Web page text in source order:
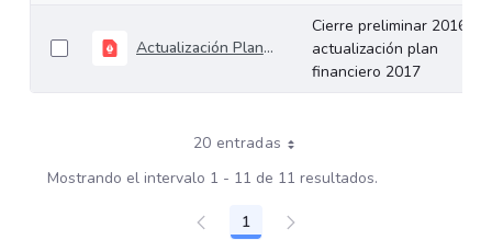
Actualización Plan Financiero 2017
Cierre preliminar 2016 y
actualización plan
financiero 2017
20 entradas
Mostrando el intervalo 1 - 11 de 11 resultados.
Página
1